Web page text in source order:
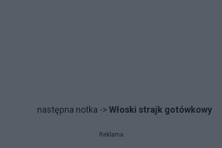
na­stęp­na not­ka ->Włoski strajk gotówkowy
Reklama